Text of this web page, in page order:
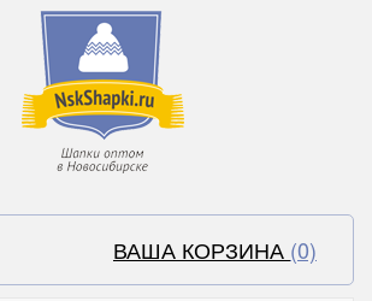
ВАША КОРЗИНА (0)